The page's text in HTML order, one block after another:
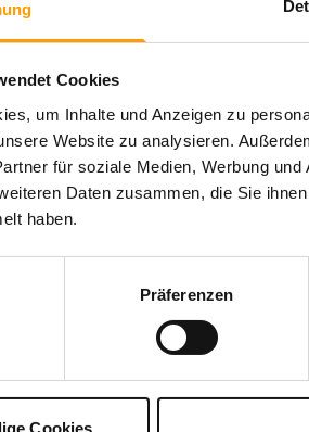
Cookies
um Inhalte und Anzeigen zu
Website zu analysieren.
für soziale Medien, Werbung
Daten zusammen, die Sie
haben.
Präferenzen
Cookies
ETI Mixx/MIXY).
FAQ-Bereich.